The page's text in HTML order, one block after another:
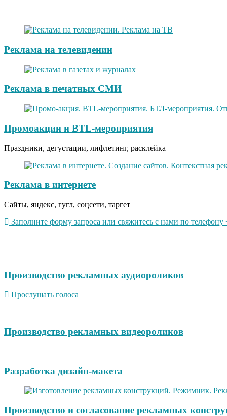
Реклама на телевидении
Реклама в печатных СМИ
Промоакции и BTL-мероприятия
Праздники, дегустации, лифлетинг, расклейка
Реклама в интернете
Сайты, яндекс, гугл, соцсети, таргет
Заполните форму запроса или свяжитесь с нами по
Производство рекламных аудиороликов
Прослушать голоса
Производство рекламных видеороликов
Разработка дизайн-макета
Производство и согласование рекламных